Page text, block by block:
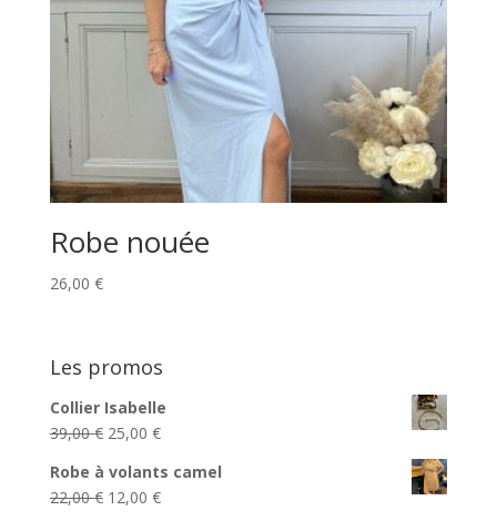
Robe nouée
26,00 €
Les promos
Collier Isabelle
39,00€ Le
initial
était :
25,00 €Le
actuel
est :
Robe à volants camel
22,00€ Le
12,00 €Le